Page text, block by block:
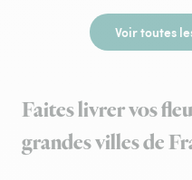
Voir toutes
Faites livrer vos
grandes villes de